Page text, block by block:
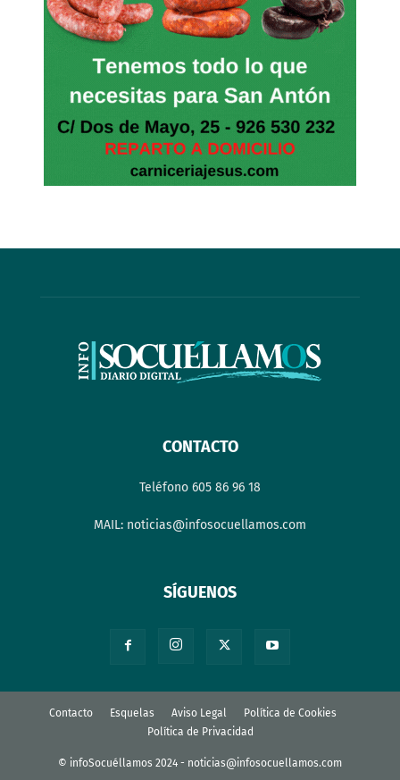
CONTACTO
Teléfono 605 86 96 18
MAIL: noticias@infosocuellamos.com
SÍGUENOS
Contacto Esquelas Aviso Legal
Política de Cookies
Política de Privacidad
© infoSocuéllamos 2024 - noticias@infosocuellamos.com